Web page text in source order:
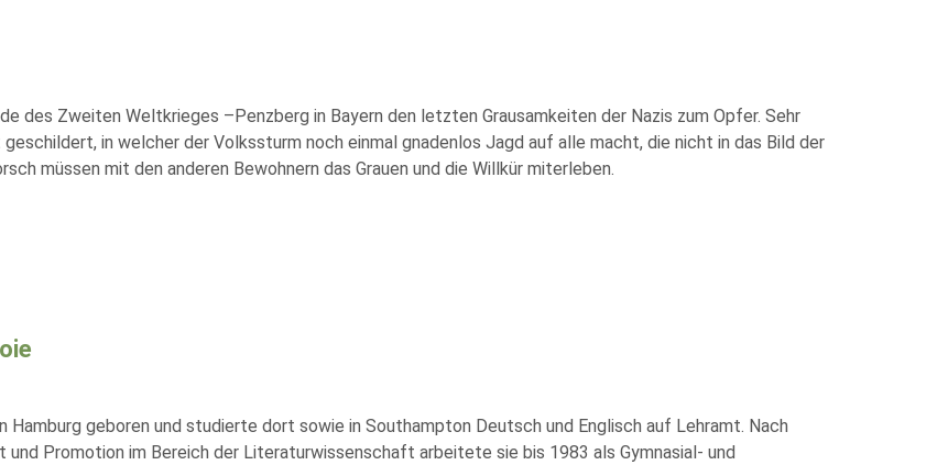
des Zweiten Weltkrieges –Penzberg in Bayern den letzten Grausamkeiten der Nazis zum Opfer. Sehr
in welcher der Volkssturm noch einmal gnadenlos Jagd auf alle macht, die nicht in das Bild der
müssen mit den anderen Bewohnern das Grauen und die Willkür miterleben.
Hamburg geboren und studierte dort sowie in Southampton Deutsch und Englisch auf Lehramt. Nach
und Promotion im Bereich der Literaturwissenschaft arbeitete sie bis 1983 als Gymnasial- und